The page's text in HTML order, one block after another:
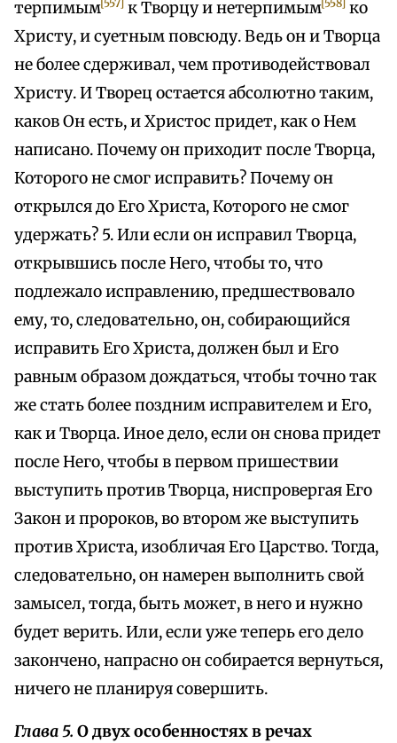
терпимым[557] к Творцу и нетерпимым[558] ко
Христу, и суетным повсюду. Ведь он и Творца
не более сдерживал, чем противодействовал
Христу. И Творец остается абсолютно таким,
каков Он есть, и Христос придет, как о Нем
написано. Почему он приходит после Творца,
Которого не смог исправить? Почему он
открылся до Его Христа, Которого не смог
удержать? 5. Или если он исправил Творца,
открывшись после Него, чтобы то, что
подлежало исправлению, предшествовало
ему, то, следовательно, он, собирающийся
исправить Его Христа, должен был и Его
равным образом дождаться, чтобы точно так
же стать более поздним исправителем и Его,
как и Творца. Иное дело, если он снова придет
после Него, чтобы в первом пришествии
выступить против Творца, ниспровергая Его
Закон и пророков, во втором же выступить
против Христа, изобличая Его Царство. Тогда,
следовательно, он намерен выполнить свой
замысел, тогда, быть может, в него и нужно
будет верить. Или, если уже теперь его дело
закончено, напрасно он собирается вернуться,
ничего не планируя совершить.
Глава 5. О двух особенностях в речах